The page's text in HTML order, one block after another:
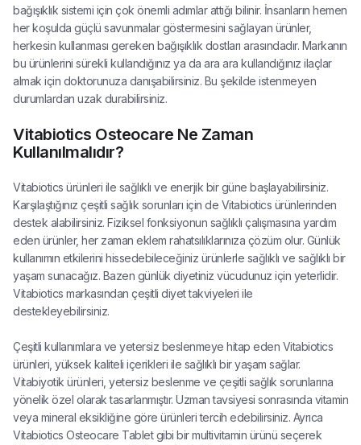
bağışıklık sistemi için çok önemli adımlar attığı bilinir. İnsanların hemen
her koşulda güçlü savunmalar göstermesini sağlayan ürünler,
herkesin kullanması gereken bağışıklık dostları arasındadır. Markanın
bu ürünlerini sürekli kullandığınız ya da ara ara kullandığınız ilaçlar
almak için doktorunuza danışabilirsiniz. Bu şekilde istenmeyen
durumlardan uzak durabilirsiniz.
Vitabiotics Osteocare Ne Zaman
Kullanılmalıdır?
Vitabiotics ürünleri ile sağlıklı ve enerjik bir güne başlayabilirsiniz.
Karşılaştığınız çeşitli sağlık sorunları için de Vitabiotics ürünlerinden
destek alabilirsiniz. Fiziksel fonksiyonun sağlıklı çalışmasına yardım
eden ürünler, her zaman eklem rahatsılıklarınıza çözüm olur. Günlük
kullanımın etkilerini hissedebileceğiniz ürünlerle sağlıklı ve sağlıklı bir
yaşam sunacağız. Bazen günlük diyetiniz vücudunuz için yeterlidir.
Vitabiotics markasından çeşitli diyet takviyeleri ile
destekleyebilirsiniz.
Çeşitli kullanımlara ve yetersiz beslenmeye hitap eden Vitabiotics
ürünleri, yüksek kaliteli içerikleri ile sağlıklı bir yaşam sağlar.
Vitabiyotik ürünleri, yetersiz beslenme ve çeşitli sağlık sorunlarına
yönelik özel olarak tasarlanmıştır. Uzman tavsiyesi sonrasında vitamin
veya mineral eksikliğine göre ürünleri tercih edebilirsiniz. Ayrıca
Vitabiotics Osteocare Tablet gibi bir multivitamin ürünü seçerek